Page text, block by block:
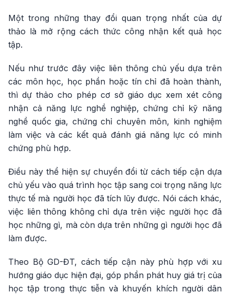
Một trong những thay đổi quan trọng nhất của dự
thảo là mở rộng cách thức công nhận kết quả học
tập.
Nếu như trước đây việc liên thông chủ yếu dựa trên
các môn học, học phần hoặc tín chỉ đã hoàn thành,
thì dự thảo cho phép cơ sở giáo dục xem xét công
nhận cả năng lực nghề nghiệp, chứng chỉ kỹ năng
nghề quốc gia, chứng chỉ chuyên môn, kinh nghiệm
làm việc và các kết quả đánh giá năng lực có minh
chứng phù hợp.
Điều này thể hiện sự chuyển đổi từ cách tiếp cận dựa
chủ yếu vào quá trình học tập sang coi trọng năng lực
thực tế mà người học đã tích lũy được. Nói cách khác,
việc liên thông không chỉ dựa trên việc người học đã
học những gì, mà còn dựa trên những gì người học đã
làm được.
Theo Bộ GD-ĐT, cách tiếp cận này phù hợp với xu
hướng giáo dục hiện đại, góp phần phát huy giá trị của
học tập trong thực tiễn và khuyến khích người dân